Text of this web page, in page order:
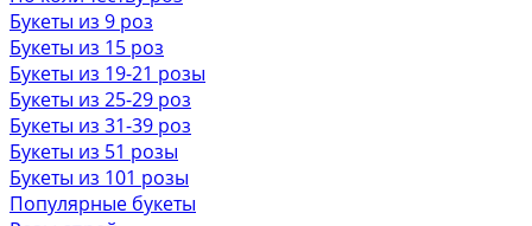
Букеты из 9 роз
Букеты из 15 роз
Букеты из 19-21 розы
Букеты из 25-29 роз
Букеты из 31-39 роз
Букеты из 51 розы
Букеты из 101 розы
Популярные букеты